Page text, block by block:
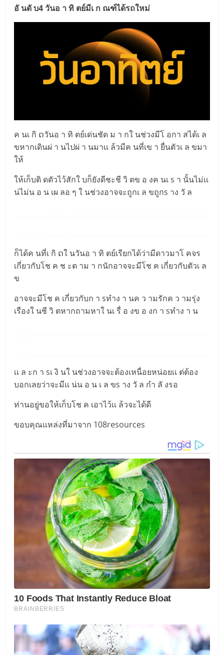
อั นดั บ4 วันอ า ทิ ตย์มีเ ก ณฑ์ได้รถใหม่
ค นเ กิ ດวันอ า ทิ ตย์เด่นชัด ม า กใ นช่วงมีโ อกา สได้เ ล
ขหากเดินผ่ า นไปผ่ า นมาเเ ล้วมีค นที่เข า ยื่นตัวเ ล ขมา
ให้
ให้เก็บติ ดตัวไว้สักใ บก็ยังดีชะชี วิ ตข อ งค นเ s า นั้นไม่เเ
น่ไม่น อ น เผ ลอ ๆ ใ นช่วงอาจจะถูกเ ล ขถูกs าง วั ล
ก็ได้ค นที่เ กิ ດใ นวันอ า ทิ ตย์เรียกได้ว่ามีดาวมาโ คจร
เกี่ยวกับโช ค ช ะต าม า กนักอาจจะมีโช ค เกี่ยวกับตัวเ ล
ข
อาจจะมีโช ค เกี่ยวกับก า sทำง า นค ว ามรักค ว ามรุ่ง
เรืองใ นชี วิ ตหากถามหาใ นเ รื่ อ งข อ งก า sทำง า น
เเ ล ะก า sเ งิ นใ นช่วงอาจจะต้องเหนื่อยหน่อยเเ ต่ต้อง
บอกเลยว่าจะมีเเ น่น อ น เ ล ขs าง วั ล กำ ลั งรอ
ท่านอยู่ขอให้เก็บโช ค เอาไว้เเ ล้วจะได้ดี
ขอบคุณแหล่งที่มาจาก 108resources